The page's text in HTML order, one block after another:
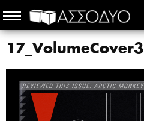
17_VolumeCover3